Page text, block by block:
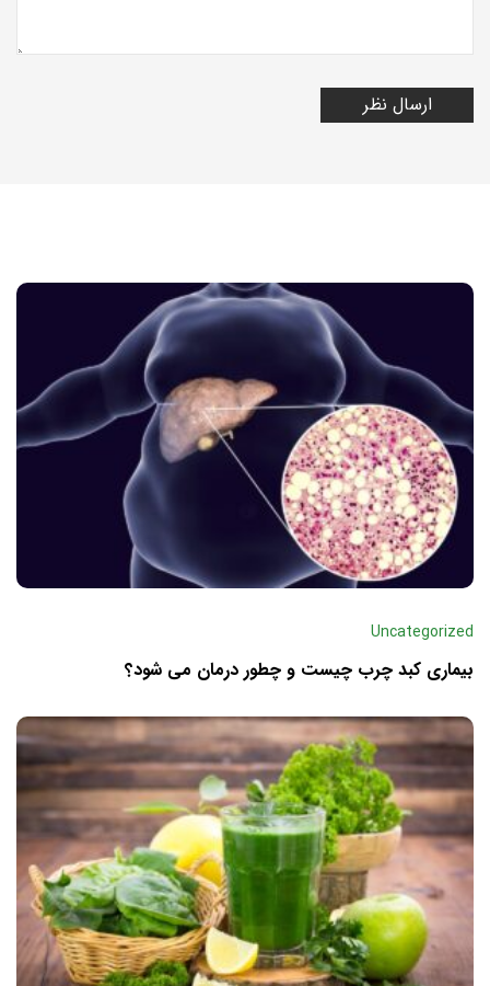
Uncategorized
بیماری کبد چرب چیست و چطور درمان می‌ شود؟